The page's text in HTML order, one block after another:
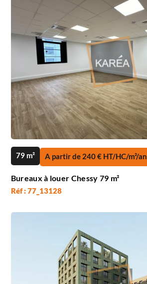
79 m² A partir de 240 € HT/HC/m²/an
Bureaux à louer Chessy 79 m²
Réf : 77_13128